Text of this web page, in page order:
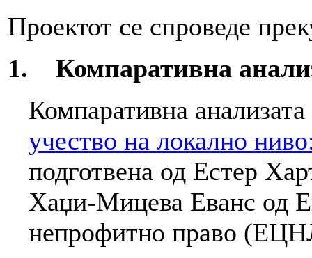
Проектот се спроведе
1. Компаративна
Компаративна анализата
учество на локално
подготвена од Естер
Хаџи-Мицева Еванс од
непрофитно право